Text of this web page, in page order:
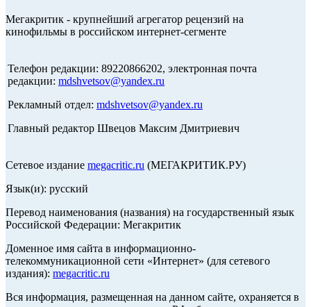
Мегакритик - крупнейший агрегатор рецензий на
кинофильмы в российском интернет-сегменте
Телефон редакции: 89220866202, электронная почта
редакции: mdshvetsov@yandex.ru
Рекламный отдел: mdshvetsov@yandex.ru
Главный редактор Швецов Максим Дмитриевич
Сетевое издание megacritic.ru (МЕГАКРИТИК.РУ)
Язык(и): русский
Перевод наименования (названия) на государственный язык
Российской Федерации: Мегакритик
Доменное имя сайта в информационно-
телекоммуникационной сети «Интернет» (для сетевого
издания): megacritic.ru
Вся информация, размещенная на данном сайте, охраняется в